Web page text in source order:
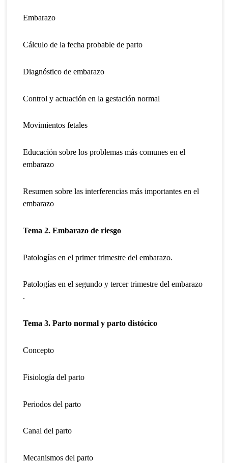
Embarazo
Cálculo de la fecha probable de parto
Diagnóstico de embarazo
Control y actuación en la gestación normal
Movimientos fetales
Educación sobre los problemas más comunes en el
embarazo
Resumen sobre las interferencias más importantes en el
embarazo
Tema 2. Embarazo de riesgo
Patologías en el primer trimestre del embarazo.
Patologías en el segundo y tercer trimestre del embarazo
.
Tema 3. Parto normal y parto distócico
Concepto
Fisiología del parto
Periodos del parto
Canal del parto
Mecanismos del parto